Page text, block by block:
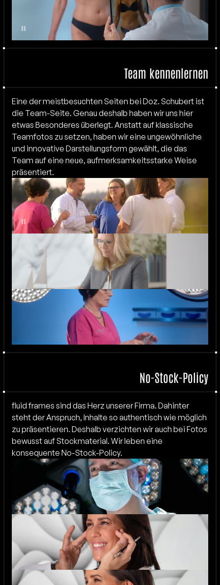
Team kennenlernen
Eine der meistbesuchten Seiten bei Doz. Schubert ist
die Team-Seite. Genau deshalb haben wir uns hier
etwas Besonderes überlegt. Anstatt auf klassische
Teamfotos zu setzen, haben wir eine ungewöhnliche
und innovative Darstellungsform gewählt, die das
Team auf eine neue, aufmerksamkeitsstarke Weise
präsentiert.
No-Stock-Policy
fluid frames sind das Herz unserer Firma. Dahinter
steht der Anspruch, Inhalte so authentisch wie möglich
zu präsentieren. Deshalb verzichten wir auch bei Fotos
bewusst auf Stockmaterial. Wir leben eine
konsequente No-Stock-Policy.